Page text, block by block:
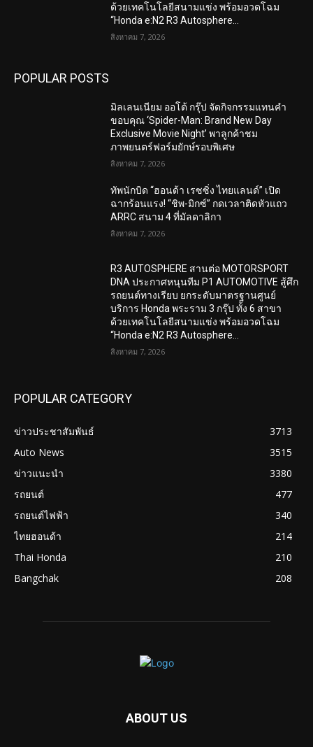
ด้วยเทคโนโลยีสนามแข่ง พร้อมอวดโฉม
“Honda e:N2 R3 Autosphere...
สิงหาคม 7, 2026
POPULAR POSTS
มิลเลนเนียม ออโต้ กรุ๊ป จัดกิจกรรมแทนคำ
ขอบคุณ ‘Spider-Man: Brand New Day
Exclusive Movie Night’ พาลูกค้าชม
ภาพยนตร์ฟอร์มยักษ์รอบพิเศษ
สิงหาคม 7, 2026
ทัพนักบิด “ฮอนด้า เรซซิ่ง ไทยแลนด์” เปิด
ฉากร้อนแรง! “ชิพ-มิกซ์” กดเวลาติดหัวแถว
ARRC สนาม 4 ที่มัลดาลิกา
สิงหาคม 7, 2026
R3 AUTOSPHERE สานต่อ MOTORSPORT
DNA ประกาศหนุนทีม P1 AUTOMOTIVE สู้ศึก
รถยนต์ทางเรียบ ยกระดับมาตรฐานศูนย์
บริการ Honda พระราม 3 กรุ๊ป ทั้ง 6 สาขา
ด้วยเทคโนโลยีสนามแข่ง พร้อมอวดโฉม
“Honda e:N2 R3 Autosphere...
สิงหาคม 7, 2026
POPULAR CATEGORY
ข่าวประชาสัมพันธ์
3713
Auto News
3515
ข่าวแนะนำ
3380
รถยนต์
477
รถยนต์ไฟฟ้า
340
ไทยฮอนด้า
214
Thai Honda
210
Bangchak
208
ABOUT US